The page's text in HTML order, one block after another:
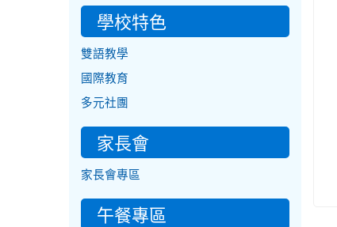
學校特色
雙語教學
國際教育
多元社團
家長會
家長會專區
午餐專區